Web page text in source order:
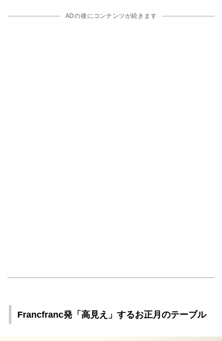
ADの後にコンテンツが続きます
Francfranc発「高見え」するお正月のテーブル